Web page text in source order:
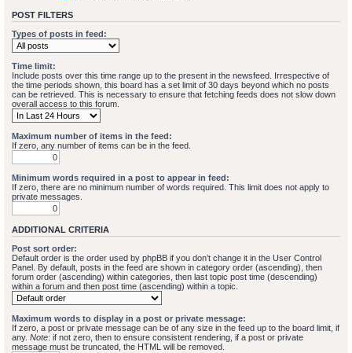
POST FILTERS
Types of posts in feed:
Time limit:
Include posts over this time range up to the present in the newsfeed. Irrespective of
the time periods shown, this board has a set limit of 30 days beyond which no posts
can be retrieved. This is necessary to ensure that fetching feeds does not slow down
overall access to this forum.
Maximum number of items in the feed:
If zero, any number of items can be in the feed.
Minimum words required in a post to appear in feed:
If zero, there are no minimum number of words required. This limit does not apply to
private messages.
ADDITIONAL CRITERIA
Post sort order:
Default order is the order used by phpBB if you don’t change it in the User Control
Panel. By default, posts in the feed are shown in category order (ascending), then
forum order (ascending) within categories, then last topic post time (descending)
within a forum and then post time (ascending) within a topic.
Maximum words to display in a post or private message:
If zero, a post or private message can be of any size in the feed up to the board limit, if
any. Note: if not zero, then to ensure consistent rendering, if a post or private
message must be truncated, the HTML will be removed.